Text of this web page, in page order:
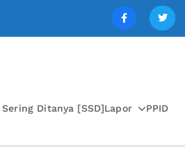
TENGAH
Sering Ditanya [SSD]Lapor PPID